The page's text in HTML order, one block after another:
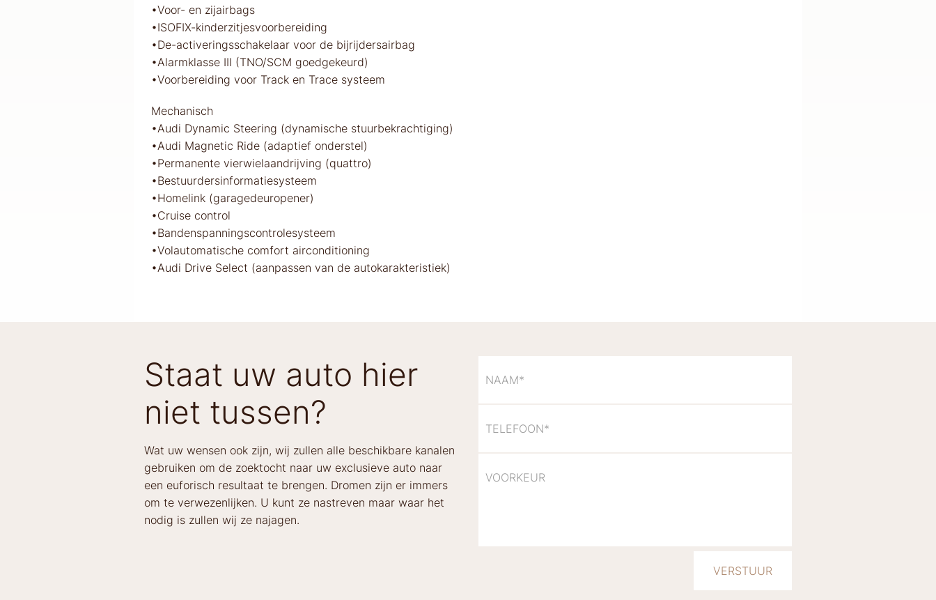
•Voor- en zijairbags
•ISOFIX-kinderzitjesvoorbereiding
•De-activeringsschakelaar voor de bijrijdersairbag
•Alarmklasse III (TNO/SCM goedgekeurd)
•Voorbereiding voor Track en Trace systeem
Mechanisch
•Audi Dynamic Steering (dynamische stuurbekrachtiging)
•Audi Magnetic Ride (adaptief onderstel)
•Permanente vierwielaandrijving (quattro)
•Bestuurdersinformatiesysteem
•Homelink (garagedeuropener)
•Cruise control
•Bandenspanningscontrolesysteem
•Volautomatische comfort airconditioning
•Audi Drive Select (aanpassen van de autokarakteristiek)
Staat uw auto hier
niet tussen?
Wat uw wensen ook zijn, wij zullen alle beschikbare kanalen
gebruiken om de zoektocht naar uw exclusieve auto naar
een euforisch resultaat te brengen. Dromen zijn er immers
om te verwezenlijken. U kunt ze nastreven maar waar het
nodig is zullen wij ze najagen.